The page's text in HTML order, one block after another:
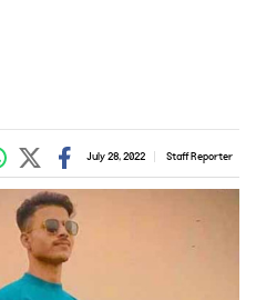
Staff Reporter
July 28, 2022